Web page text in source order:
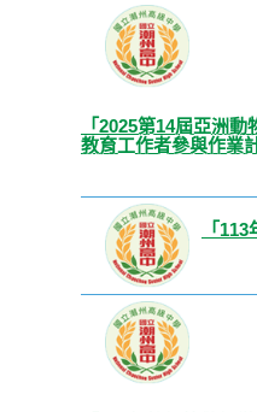
「2025第14屆亞洲
教育工作者參與作業
「